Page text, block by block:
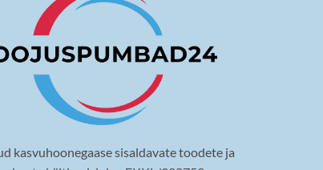
kasvuhoonegaase sisaldavate toodete ja